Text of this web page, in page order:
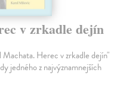
v zrkadle dejín
Herec v zrkadle dejín"
jedného z najvýznamnejších